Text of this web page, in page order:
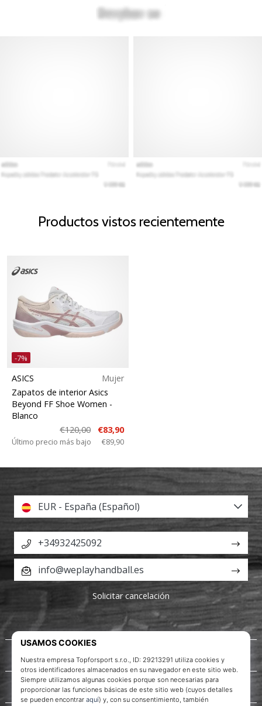
Productos vistos recientemente
-7%
ASICS
Mujer
Zapatos de interior Asics
Beyond FF Shoe Women -
Blanco
€120,00
€83,90
Último precio más bajo €89,90
Acerca de nosotros
Servicio al cliente
EUR - España (Español)
+34932425092
info@weplayhandball.es
Solicitar cancelación